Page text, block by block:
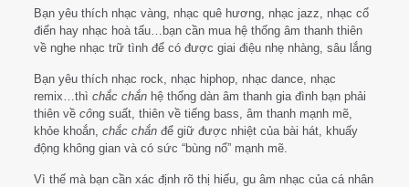
Bạn yêu thích nhạc vàng, nhạc quê hương, nhạc jazz, nhạc cổ
điển hay nhạc hoà tấu…bạn cần mua hệ thống âm thanh thiên
về nghe nhạc trữ tình để có được giai điệu nhẹ nhàng, sâu lắng
Bạn yêu thích nhạc rock, nhạc hiphop, nhạc dance, nhạc
remix…thì chắc chắn hệ thống dàn âm thanh gia đình bạn phải
thiên về công suất, thiên về tiếng bass, âm thanh mạnh mẽ,
khỏe khoắn, chắc chắn để giữ được nhiệt của bài hát, khuấy
động không gian và có sức “bùng nổ” mạnh mẽ.
Vì thế mà bạn cần xác định rõ thị hiếu, gu âm nhạc của cá nhân